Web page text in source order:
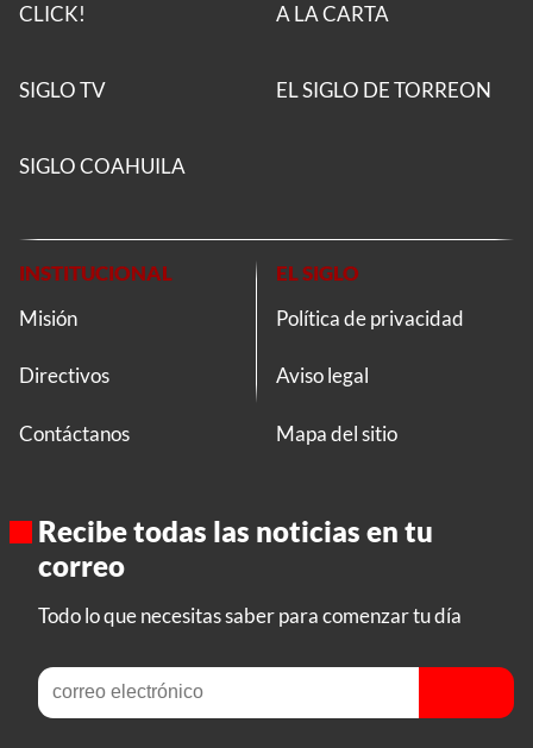
CLICK! A LA CARTA
SIGLO TV EL SIGLO DE TORREON
SIGLO COAHUILA
INSTITUCIONAL
Misión
Directivos
Contáctanos
EL SIGLO
Política de privacidad
Aviso legal
Mapa del sitio
Recibe todas las noticias en tu
correo
Todo lo que necesitas saber para comenzar tu día